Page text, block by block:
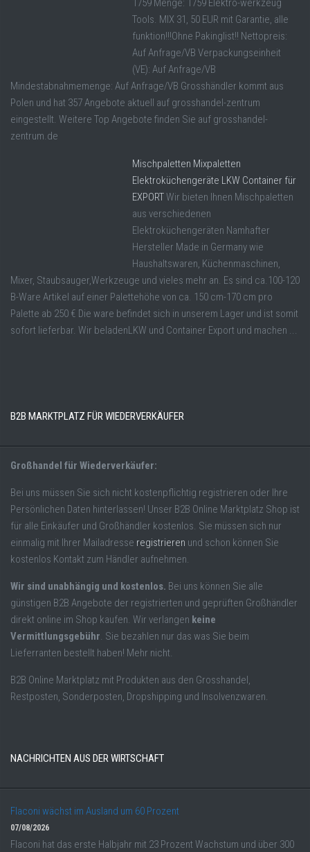
1759 Menge: 1759 Elektro-werkzeug
Tools. MIX 31, 50 EUR mit Garantie, alle
funktion!!!Ohne Pakinglist!! Nettopreis:
Auf Anfrage/VB Verpackungseinheit
(VE): Auf Anfrage/VB
Mindestabnahmemenge: Auf Anfrage/VB Grosshändler kommt aus
Polen und hat 357 Angebote aktuell auf grosshandel-zentrum
eingestellt. Weitere Top Angebote finden Sie auf grosshandel-
zentrum.de
Mischpaletten Mixpaletten
Elektroküchengeräte LKW Container für
EXPORTWir bieten Ihnen Mischpaletten
aus verschiedenen
Elektroküchengeräten Namhafter
Hersteller Made in Germany wie
Haushaltswaren, Küchenmaschinen,
Mixer, Staubsauger,Werkzeuge und vieles mehr an. Es sind ca.100-120
B-Ware Artikel auf einer Palettehöhe von ca. 150 cm-170 cm pro
Palette ab 250 € Die ware befindet sich in unserem Lager und ist somit
sofort lieferbar. Wir beladenLKW und Container Export und machen ...
B2B MARKTPLATZ FÜR WIEDERVERKÄUFER
Großhandel für Wiederverkäufer:
Bei uns müssen Sie sich nicht kostenpflichtig registrieren oder Ihre
Persönlichen Daten hinterlassen! Unser B2B Online Marktplatz Shop ist
für alle Einkäufer und Großhändler kostenlos. Sie müssen sich nur
einmalig mit Ihrer Mailadresse registrieren und schon können Sie
kostenlos Kontakt zum Händler aufnehmen.
Wir sind unabhängig und kostenlos. Bei uns können Sie alle
günstigen B2B Angebote der registrierten und geprüften Großhändler
direkt online im Shop kaufen. Wir verlangen keine
Vermittlungsgebühr. Sie bezahlen nur das was Sie beim
Lieferranten bestellt haben! Mehr nicht.
B2B Online Marktplatz mit Produkten aus den Grosshandel,
Restposten, Sonderposten, Dropshipping und Insolvenzwaren.
NACHRICHTEN AUS DER WIRTSCHAFT
Flaconi wächst im Ausland um 60 Prozent
07/08/2026
Flaconi hat das erste Halbjahr mit 23 Prozent Wachstum und über 300